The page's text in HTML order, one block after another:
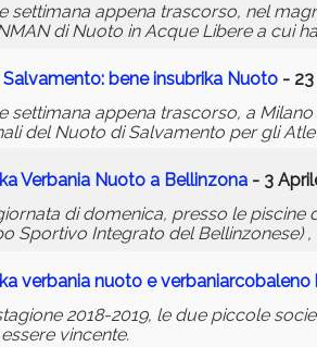
settimana appena trascorso, nel
di Nuoto in Acque Libere a cui
bene insubrika Nuoto - 23
settimana appena trascorso, a Milano
del Nuoto di Salvamento per gli
Verbania Nuoto a Bellinzona - 3
di domenica, presso le piscine
Sportivo Integrato del Bellinzonese)
verbania nuoto e
2018-2019, le due piccole
vincente.